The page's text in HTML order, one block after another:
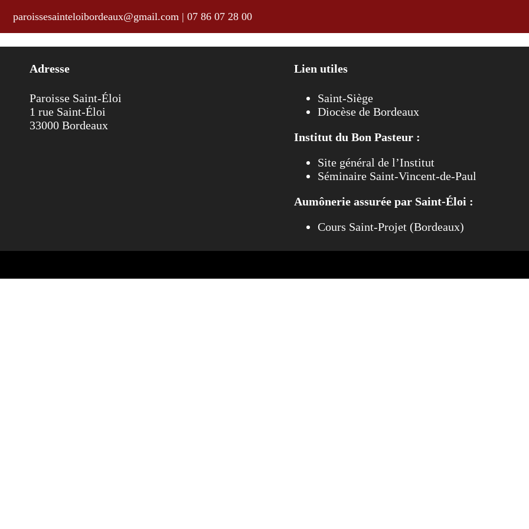
paroissesainteloibordeaux@gmail.com| 07 86 07 28 00
Adresse
Paroisse Saint-Éloi
1 rue Saint-Éloi
33000 Bordeaux
Lien utiles
Saint-Siège
Diocèse de Bordeaux
Institut du Bon Pasteur :
Site général de l’Institut
Séminaire Saint-Vincent-de-Paul
Aumônerie assurée par Saint-Éloi :
Cours Saint-Projet (Bordeaux)